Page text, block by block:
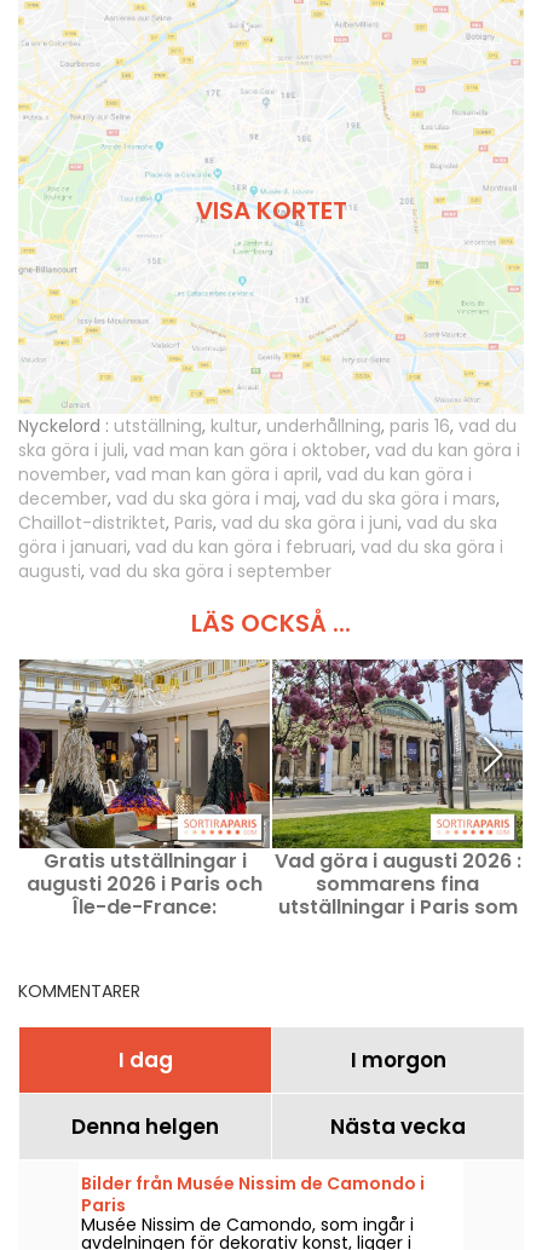
VISA KORTET
Nyckelord : utställning, kultur, underhållning, paris 16, vad du
ska göra i juli, vad man kan göra i oktober, vad du kan göra i
november, vad man kan göra i april, vad du kan göra i
december, vad du ska göra i maj, vad du ska göra i mars,
Chaillot-distriktet, Paris, vad du ska göra i juni, vad du ska
göra i januari, vad du kan göra i februari, vad du ska göra i
augusti, vad du ska göra i september
LÄS OCKSÅ ...
Gratis utställningar i
augusti 2026 i Paris och
Île-de-France:
Vad göra i augusti 2026 :
sommarens fina
utställningar i Paris som
KOMMENTARER
I dag I morgon
Denna helgen Nästa vecka
Bilder från Musée Nissim de Camondo i
Paris
Musée Nissim de Camondo, som ingår i
avdelningen för dekorativ konst, ligger i